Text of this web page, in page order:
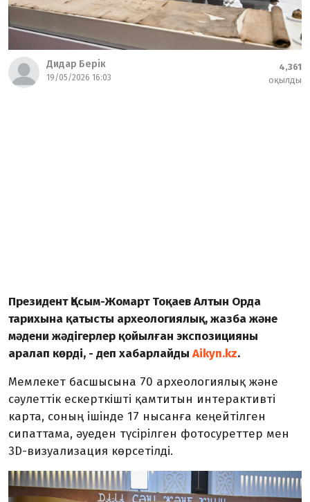
Дидар Берік
19/05/2026 16:03
4,361
оқылды
Президент Қасым-Жомарт Тоқаев Алтын Орда
тарихына қатысты археологиялық, жазба және
мәдени жәдігерлер қойылған экспозицияны
аралап көрді, - деп хабарлайды Aikyn.kz.
Мемлекет басшысына 70 археологиялық және
сәулеттік ескерткішті қамтитын интерактивті
карта, соның ішінде 17 нысанға кеңейтілген
сипаттама, әуеден түсірілген фотосуреттер мен
3D-визуализация көрсетілді.